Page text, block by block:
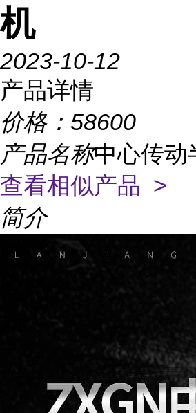
机
2023-10-12
产品详情
价格： 58600
产品名称中心传动
查看相似产品 >
简介